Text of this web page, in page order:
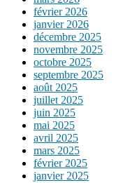
février 2026
janvier 2026
décembre 2025
novembre 2025
octobre 2025
septembre 2025
août 2025
juillet 2025
juin 2025
mai 2025
avril 2025
mars 2025
février 2025
janvier 2025